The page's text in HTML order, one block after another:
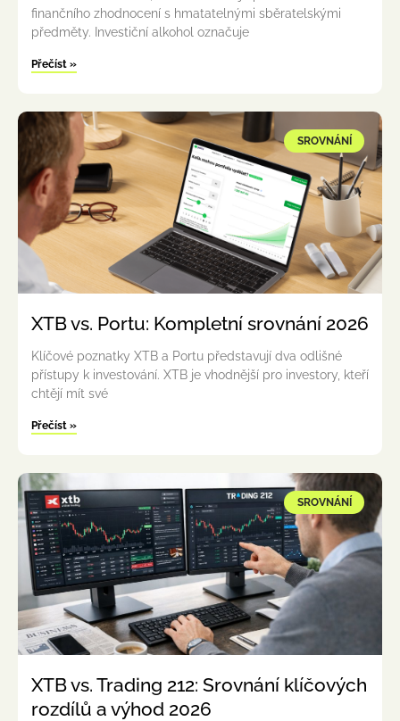
finančního zhodnocení s hmatatelnými sběratelskými
předměty. Investiční alkohol označuje
Přečíst »
SROVNÁNÍ
XTB vs. Portu: Kompletní srovnání 2026
Klíčové poznatky XTB a Portu představují dva odlišné
přístupy k investování. XTB je vhodnější pro investory, kteří
chtějí mít své
Přečíst »
SROVNÁNÍ
XTB vs. Trading 212: Srovnání klíčových
rozdílů a výhod 2026